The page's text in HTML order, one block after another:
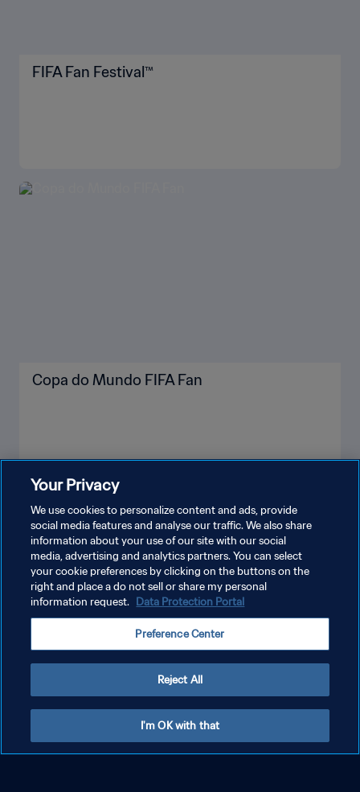
FIFA Fan Festival™
Copa do Mundo FIFA Fan
VEJA MAIS
FIFA PARTNERS
Your Privacy
We use cookies to personalize content and ads, provide
social media features and analyse our traffic. We also share
information about your use of our site with our social
media, advertising and analytics partners. You can select
your cookie preferences by clicking on the buttons on the
right and place a do not sell or share my personal
information request. Data Protection Portal
Preference Center
Reject All
I'm OK with that